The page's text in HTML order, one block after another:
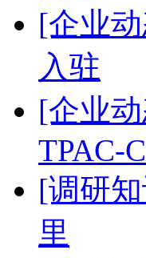
[企业
入驻
[企业
TPAC-
[调研
里